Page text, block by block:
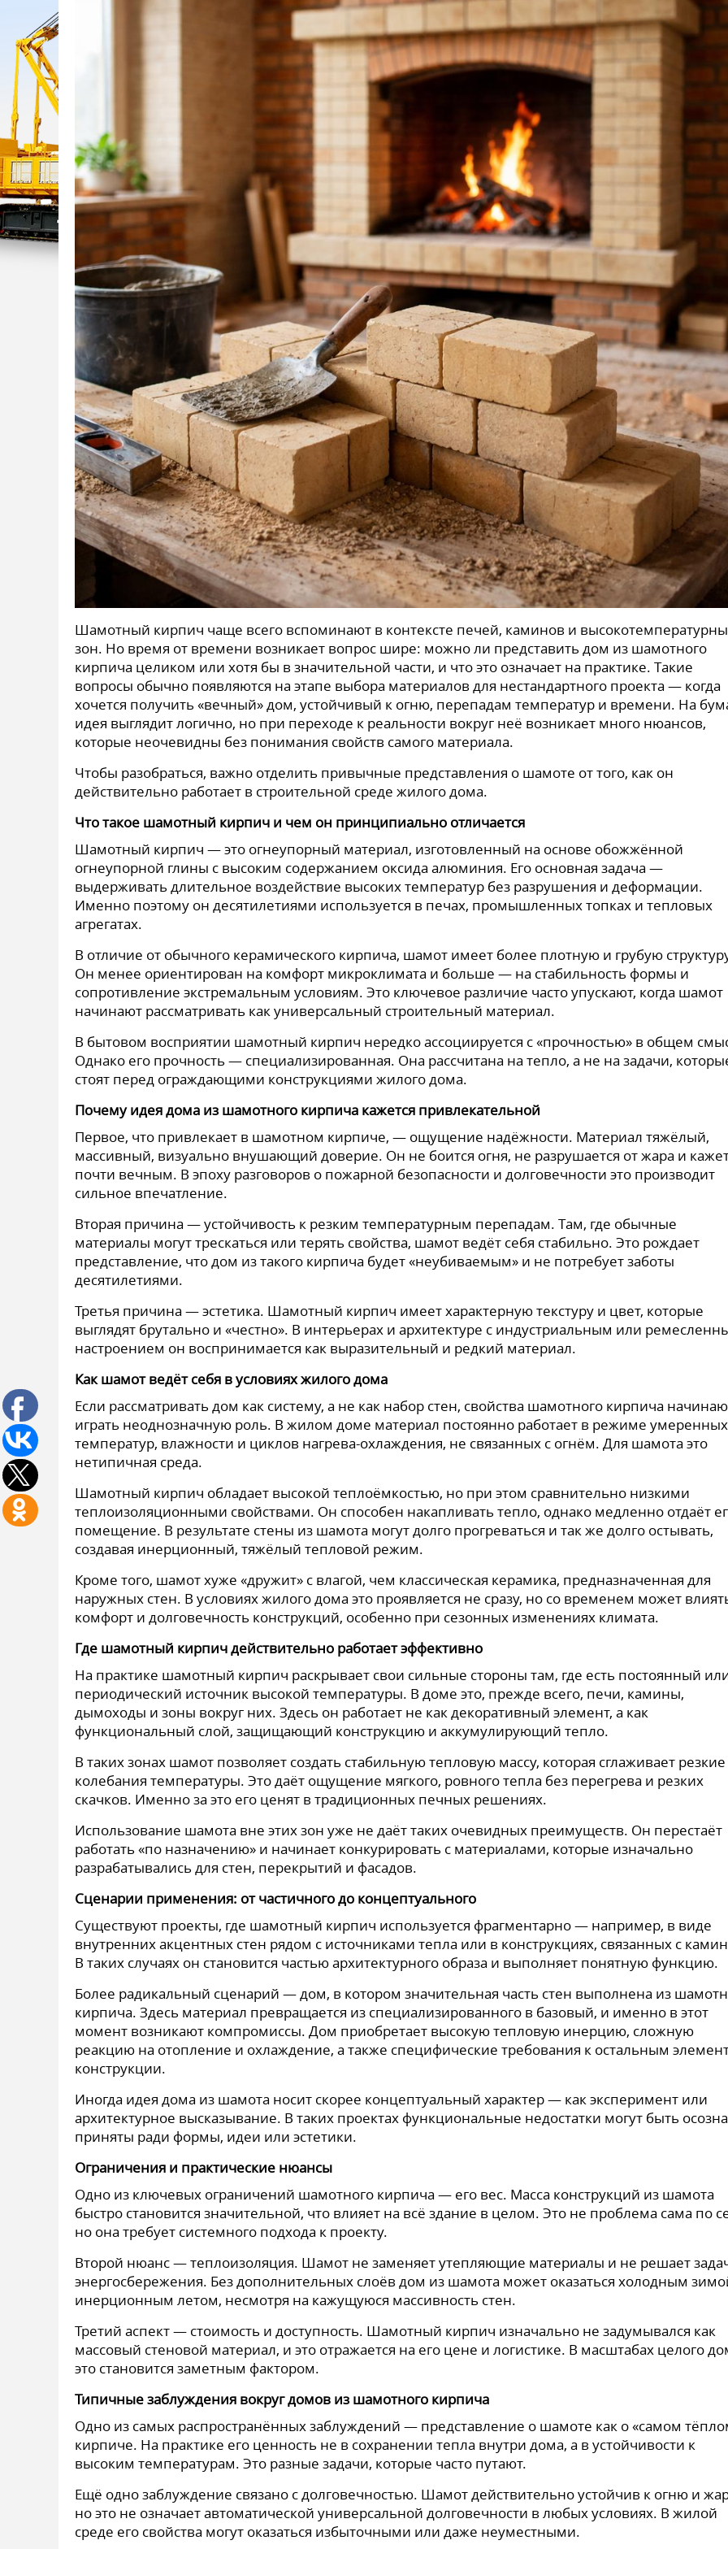
Шамотный кирпич чаще всего вспоминают в контексте печей, каминов и
зон. Но время от времени возникает вопрос шире: можно ли представить дом из шамотного
кирпича целиком или хотя бы в значительной части, и что это означает на практике. Такие
вопросы обычно появляются на этапе выбора материалов для нестандартного проекта — когда
хочется получить «вечный» дом, устойчивый к огню, перепадам температур и времени. На
идея выглядит логично, но при переходе к реальности вокруг неё возникает много нюансов,
которые неочевидны без понимания свойств самого материала.
Чтобы разобраться, важно отделить привычные представления о шамоте от того, как он
действительно работает в строительной среде жилого дома.
Что такое шамотный кирпич и чем он принципиально отличается
Шамотный кирпич — это огнеупорный материал, изготовленный на основе обожжённой
огнеупорной глины с высоким содержанием оксида алюминия. Его основная задача —
выдерживать длительное воздействие высоких температур без разрушения и деформации.
Именно поэтому он десятилетиями используется в печах, промышленных топках и тепловых
агрегатах.
В отличие от обычного керамического кирпича, шамот имеет более плотную и грубую
Он менее ориентирован на комфорт микроклимата и больше — на стабильность формы и
сопротивление экстремальным условиям. Это ключевое различие часто упускают, когда шамот
начинают рассматривать как универсальный строительный материал.
В бытовом восприятии шамотный кирпич нередко ассоциируется с «прочностью» в общем
Однако его прочность — специализированная. Она рассчитана на тепло, а не на задачи,
стоят перед ограждающими конструкциями жилого дома.
Почему идея дома из шамотного кирпича кажется привлекательной
Первое, что привлекает в шамотном кирпиче, — ощущение надёжности. Материал тяжёлый,
массивный, визуально внушающий доверие. Он не боится огня, не разрушается от жара и
почти вечным. В эпоху разговоров о пожарной безопасности и долговечности это производит
сильное впечатление.
Вторая причина — устойчивость к резким температурным перепадам. Там, где обычные
материалы могут трескаться или терять свойства, шамот ведёт себя стабильно. Это рождает
представление, что дом из такого кирпича будет «неубиваемым» и не потребует заботы
десятилетиями.
Третья причина — эстетика. Шамотный кирпич имеет характерную текстуру и цвет, которые
выглядят брутально и «честно». В интерьерах и архитектуре с индустриальным или
настроением он воспринимается как выразительный и редкий материал.
Как шамот ведёт себя в условиях жилого дома
Если рассматривать дом как систему, а не как набор стен, свойства шамотного кирпича
играть неоднозначную роль. В жилом доме материал постоянно работает в режиме умеренных
температур, влажности и циклов нагрева-охлаждения, не связанных с огнём. Для шамота это
нетипичная среда.
Шамотный кирпич обладает высокой теплоёмкостью, но при этом сравнительно низкими
теплоизоляционными свойствами. Он способен накапливать тепло, однако медленно отдаёт
помещение. В результате стены из шамота могут долго прогреваться и так же долго остывать,
создавая инерционный, тяжёлый тепловой режим.
Кроме того, шамот хуже «дружит» с влагой, чем классическая керамика, предназначенная для
наружных стен. В условиях жилого дома это проявляется не сразу, но со временем может
комфорт и долговечность конструкций, особенно при сезонных изменениях климата.
Где шамотный кирпич действительно работает эффективно
На практике шамотный кирпич раскрывает свои сильные стороны там, где есть постоянный
периодический источник высокой температуры. В доме это, прежде всего, печи, камины,
дымоходы и зоны вокруг них. Здесь он работает не как декоративный элемент, а как
функциональный слой, защищающий конструкцию и аккумулирующий тепло.
В таких зонах шамот позволяет создать стабильную тепловую массу, которая сглаживает резкие
колебания температуры. Это даёт ощущение мягкого, ровного тепла без перегрева и резких
скачков. Именно за это его ценят в традиционных печных решениях.
Использование шамота вне этих зон уже не даёт таких очевидных преимуществ. Он перестаёт
работать «по назначению» и начинает конкурировать с материалами, которые изначально
разрабатывались для стен, перекрытий и фасадов.
Сценарии применения: от частичного до концептуального
Существуют проекты, где шамотный кирпич используется фрагментарно — например, в виде
внутренних акцентных стен рядом с источниками тепла или в конструкциях, связанных с
В таких случаях он становится частью архитектурного образа и выполняет понятную функцию.
Более радикальный сценарий — дом, в котором значительная часть стен выполнена из
кирпича. Здесь материал превращается из специализированного в базовый, и именно в этот
момент возникают компромиссы. Дом приобретает высокую тепловую инерцию, сложную
реакцию на отопление и охлаждение, а также специфические требования к остальным
конструкции.
Иногда идея дома из шамота носит скорее концептуальный характер — как эксперимент или
архитектурное высказывание. В таких проектах функциональные недостатки могут быть
приняты ради формы, идеи или эстетики.
Ограничения и практические нюансы
Одно из ключевых ограничений шамотного кирпича — его вес. Масса конструкций из шамота
быстро становится значительной, что влияет на всё здание в целом. Это не проблема сама по
но она требует системного подхода к проекту.
Второй нюанс — теплоизоляция. Шамот не заменяет утепляющие материалы и не решает
энергосбережения. Без дополнительных слоёв дом из шамота может оказаться холодным
инерционным летом, несмотря на кажущуюся массивность стен.
Третий аспект — стоимость и доступность. Шамотный кирпич изначально не задумывался как
массовый стеновой материал, и это отражается на его цене и логистике. В масштабах целого
это становится заметным фактором.
Типичные заблуждения вокруг домов из шамотного кирпича
Одно из самых распространённых заблуждений — представление о шамоте как о «самом
кирпиче. На практике его ценность не в сохранении тепла внутри дома, а в устойчивости к
высоким температурам. Это разные задачи, которые часто путают.
Ещё одно заблуждение связано с долговечностью. Шамот действительно устойчив к огню и
но это не означает автоматической универсальной долговечности в любых условиях. В жилой
среде его свойства могут оказаться избыточными или даже неуместными.